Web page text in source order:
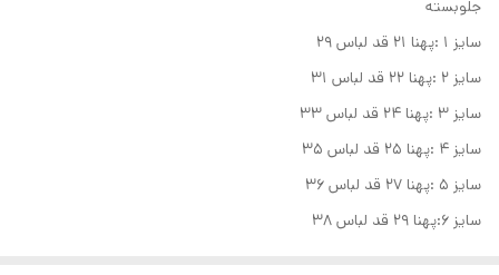
جلوبسته
سایز ۱ :پهنا ۲۱ قد لباس ۲۹
سایز ۲ :پهنا ۲۲ قد لباس ۳۱
سایز ۳ :پهنا ۲۴ قد لباس ۳۳
سایز ۴ :پهنا ۲۵ قد لباس ۳۵
سایز ۵ :پهنا ۲۷ قد لباس ۳۶
سایز ۶:پهنا ۲۹ قد لباس ۳۸